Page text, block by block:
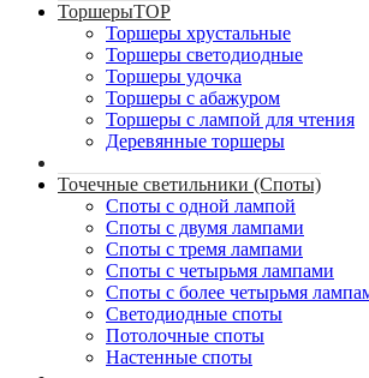
ТоршерыTOP
Торшеры хрустальные
Торшеры светодиодные
Торшеры удочка
Торшеры с абажуром
Торшеры с лампой для чтения
Деревянные торшеры
Точечные светильники (Споты)
Споты с одной лампой
Споты с двумя лампами
Споты с тремя лампами
Споты с четырьмя лампами
Споты с более четырьмя
Светодиодные споты
Потолочные споты
Настенные споты